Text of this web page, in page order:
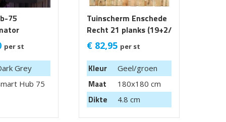
75
per st
Grey
Hub 75
Tuinscherm Enschede
Recht 21 planks (19+2/
Privacy) 180x180 cm
€ 82,95 per st
Kleur Geel/groen
Maat 180x180 cm
Dikte 4.8 cm